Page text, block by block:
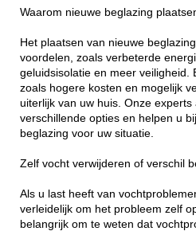
Waarom nieuwe beglazing
Het plaatsen van nieuwe
voordelen, zoals verbeterde
geluidsisolatie en meer veiligheid.
zoals hogere kosten en mogelijk
uiterlijk van uw huis. Onze
verschillende opties en helpen u
beglazing voor uw situatie.
Zelf vocht verwijderen of verschil
Als u last heeft van
verleidelijk om het probleem zelf
belangrijk om te weten dat